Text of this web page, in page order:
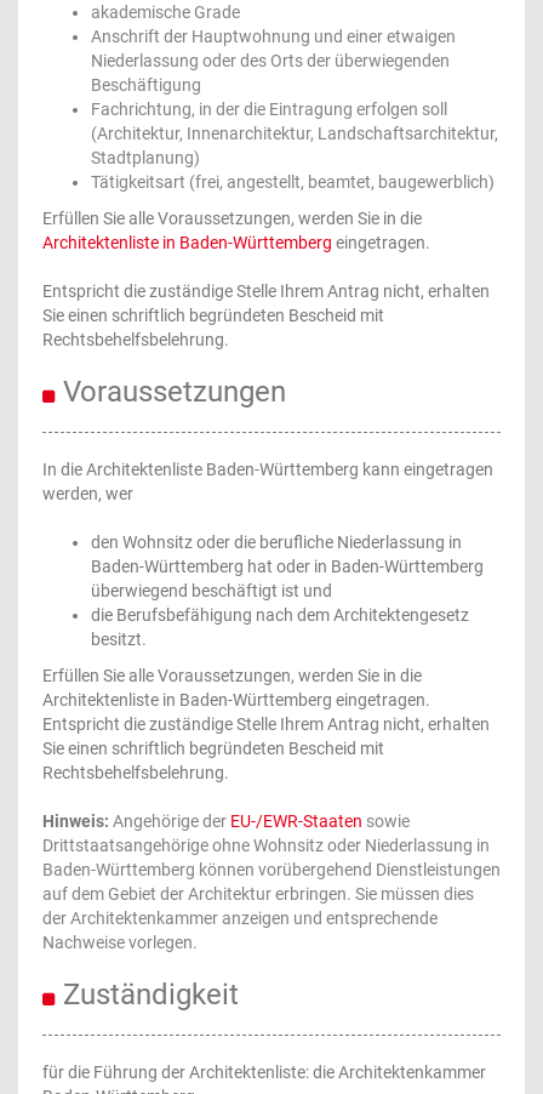
akademische Grade
Anschrift der Hauptwohnung und einer etwaigen
Niederlassung oder des Orts der überwiegenden
Beschäftigung
Fachrichtung, in der die Eintragung erfolgen soll
(Architektur, Innenarchitektur, Landschaftsarchitektur,
Stadtplanung)
Tätigkeitsart (frei, angestellt, beamtet, baugewerblich)
Erfüllen Sie alle Voraussetzungen, werden Sie in die
Architektenliste in Baden-Württemberg eingetragen.
Entspricht die zuständige Stelle Ihrem Antrag nicht, erhalten
Sie einen schriftlich begründeten Bescheid mit
Rechtsbehelfsbelehrung.
Voraussetzungen
In die Architektenliste Baden-Württemberg kann eingetragen
werden, wer
den Wohnsitz oder die berufliche Niederlassung in
Baden-Württemberg hat oder in Baden-Württemberg
überwiegend beschäftigt ist und
die Berufsbefähigung nach dem Architektengesetz
besitzt.
Erfüllen Sie alle Voraussetzungen, werden Sie in die
Architektenliste in Baden-Württemberg eingetragen.
Entspricht die zuständige Stelle Ihrem Antrag nicht, erhalten
Sie einen schriftlich begründeten Bescheid mit
Rechtsbehelfsbelehrung.
Hinweis: Angehörige der EU-/EWR-Staaten sowie
Drittstaatsangehörige ohne Wohnsitz oder Niederlassung in
Baden-Württemberg können vorübergehend Dienstleistungen
auf dem Gebiet der Architektur erbringen. Sie müssen dies
der Architektenkammer anzeigen und entsprechende
Nachweise vorlegen.
Zuständigkeit
für die Führung der Architektenliste: die Architektenkammer